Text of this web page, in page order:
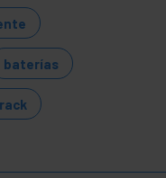
baterías